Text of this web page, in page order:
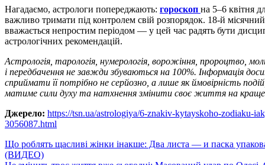
Нагадаємо, астрологи попереджають: гороскоп на 5–6 квітня
важливо тримати під контролем свій розпорядок. 18-й
вважається непростим періодом — у цей час радять бути
астрологічних рекомендацій.
Астрологія, тарологія, нумерологія, ворожіння, пророцтво,
і передбачення не завжди збуваються на 100%. Інформація
сприймати її потрібно не серйозно, а лише як ймовірність
матиме сили духу та натхнення змінити своє життя на
Джерело: https://tsn.ua/astrologiya/6-znakiv-kytayskoho-zodiaku-
3056087.html
Навигация
Що роблять щасливі жінки інакше: Два листа — и паска
(ВИДЕО)